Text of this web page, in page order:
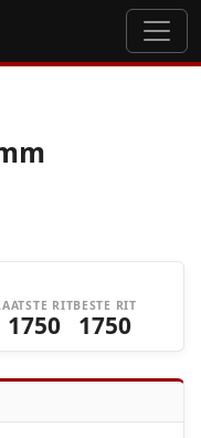
RIT
1750
BESTE RIT
1750